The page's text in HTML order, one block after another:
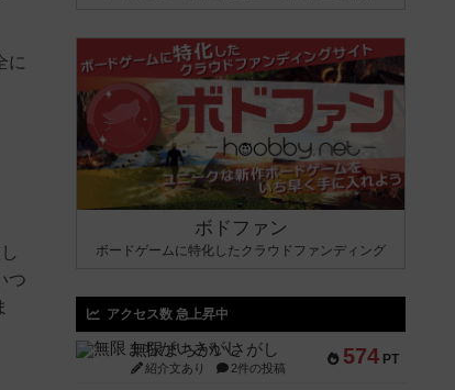
に
つ
ボドファン
ボードゲームに特化したクラウドファンディング
アクセス数 急上昇中
574 PT
無限まちがいさがし
紹介文あり 2件の投稿